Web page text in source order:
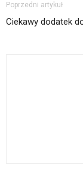
Poprzedni artykuł
Ciekawy dodatek